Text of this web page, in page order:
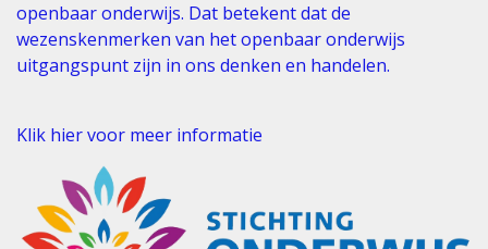
openbaar onderwijs. Dat betekent dat de
wezenskenmerken van het openbaar onderwijs
uitgangspunt zijn in ons denken en handelen.
Klik hier voor meer informatie